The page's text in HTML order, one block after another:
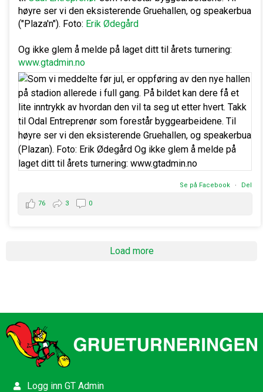
høyre ser vi den eksisterende Gruehallen, og speakerbua
("Plaza'n"). Foto: Erik Ødegård
Og ikke glem å melde på laget ditt til årets turnering:
www.gtadmin.no
Se på Facebook · Del
76 3 0
Load more
Logg inn GT Admin